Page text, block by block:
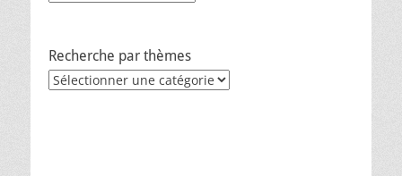
Recherche par thèmes
Recherche